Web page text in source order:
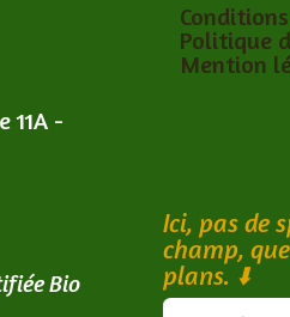
11A -
Bio
Politique
Mention
Ici, pas de
champ,
plans. ⬇️